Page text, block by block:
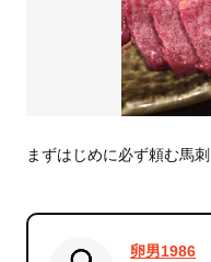
まずはじめに必ず頼む馬刺
卵男1986